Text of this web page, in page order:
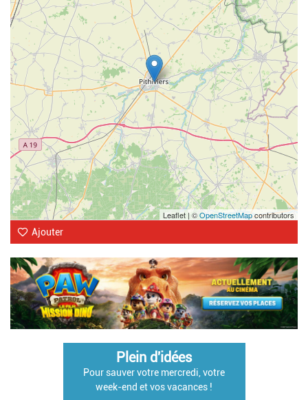
Leaflet | ©OpenStreetMapcontributors
Ajouter
Plein d'idées
Pour sauver votre mercredi, votre
week-end et vos vacances !